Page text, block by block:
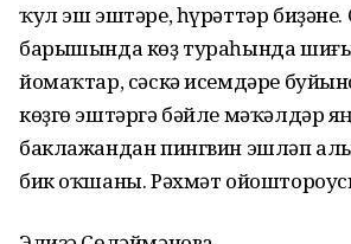
ҡул эш эштәре, һүрәттәр биҙәне.
барышында көҙ тураһында
йомаҡтар, сәскә исемдәре
көҙгө эштәргә бәйле мәҡәлдәр
баклажандан пингвин эшләп
бик оҡшаны. Рәхмәт